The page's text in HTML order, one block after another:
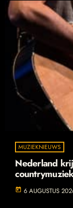
MUZIEKNIEUWS
Nederland
today 6 AUGUSTUS